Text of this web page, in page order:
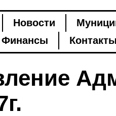
Новости
Финансы